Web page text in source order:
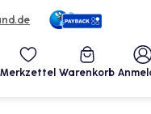
Merkzettel Warenkorb